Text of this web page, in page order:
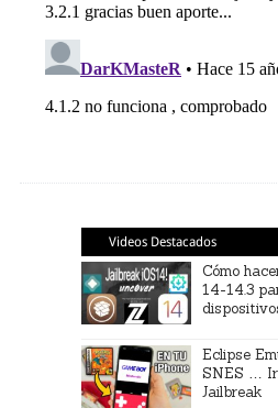
Videos Destacados
Cómo
14-14.3
Eclipse
SNES …
Jailbreak